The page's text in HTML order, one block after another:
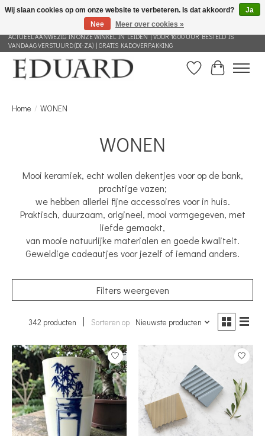
GRATIS VERZENDING NEDERLAND VANAF 100 EURO | ALLES IN DEZE WEBSHOP IS
ACTUEEL AANWEZIG IN ONZE WINKEL IN LEIDEN | VOOR 16.00 UUR BESTELD IS
VANDAAG VERSTUURD (DI-ZA) | GRATIS KADOVERPAKKING
Verlanglijst
Home / WONEN
WONEN
Mooi keramiek, echt wollen dekentjes voor op de bank,
prachtige vazen;
we hebben allerlei fijne accessoires voor in huis.
Praktisch, duurzaam, origineel, mooi vormgegeven, met
liefde gemaakt,
van mooie natuurlijke materialen en goede kwaliteit.
Geweldige cadeautjes voor jezelf of iemand anders.
Filters weergeven
342 producten Sorteren op Nieuwste producten
Wij slaan cookies op om onze website te verbeteren. Is dat akkoord?
Ja
Nee
Meer over cookies »